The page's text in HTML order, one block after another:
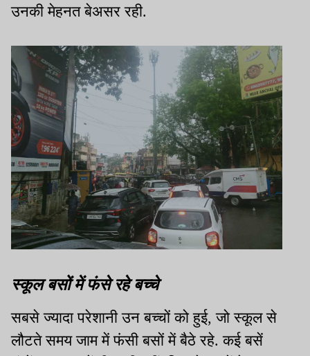
उनकी मेहनत बेअसर रही.
स्कूल बसों में फंसे रहे बच्चे
सबसे ज्यादा परेशानी उन बच्चों को हुई,जो स्कूल से
लौटते समय जाम में फंसी बसों में बैठे रहे. कई बसें